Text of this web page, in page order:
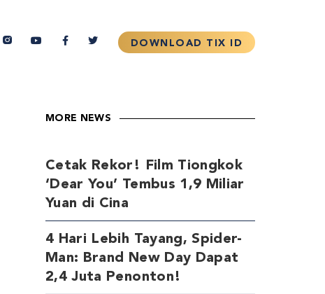
MORE NEWS
Cetak Rekor! Film Tiongkok
‘Dear You’ Tembus 1,9 Miliar
Yuan di Cina
4 Hari Lebih Tayang, Spider-
Man: Brand New Day Dapat
2,4 Juta Penonton!